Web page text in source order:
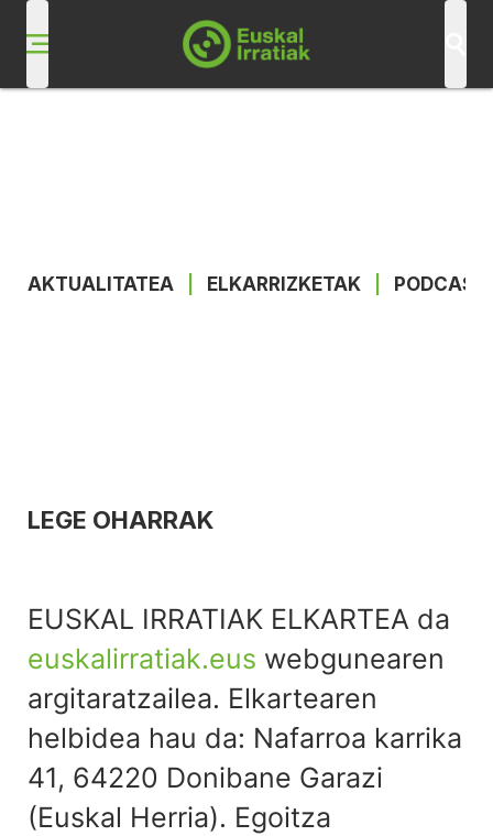
AKTUALITATEA ELKARRIZKETAK
LEGE OHARRAK
EUSKAL IRRATIAK ELKARTEA da
euskalirratiak.eus webgunearen
argitaratzailea. Elkartearen
helbidea hau da: Nafarroa karrika
41, 64220 Donibane Garazi
(Euskal Herria). Egoitza